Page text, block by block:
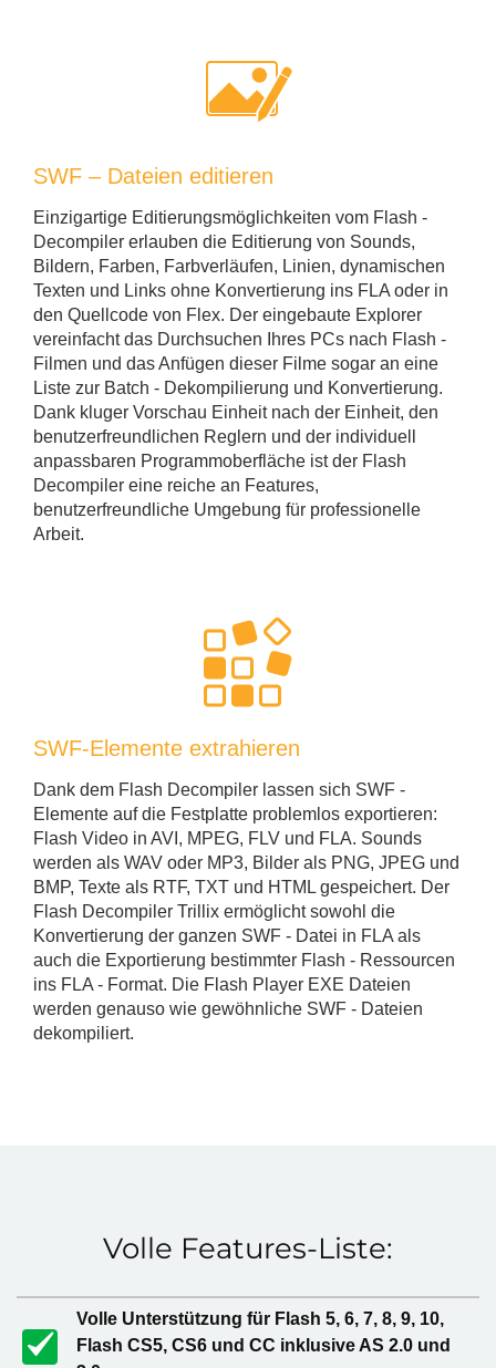
SWF – Dateien editieren
Einzigartige Editierungsmöglichkeiten vom Flash -
Decompiler erlauben die Editierung von Sounds,
Bildern, Farben, Farbverläufen, Linien, dynamischen
Texten und Links ohne Konvertierung ins FLA oder in
den Quellcode von Flex. Der eingebaute Explorer
vereinfacht das Durchsuchen Ihres PCs nach Flash -
Filmen und das Anfügen dieser Filme sogar an eine
Liste zur Batch - Dekompilierung und Konvertierung.
Dank kluger Vorschau Einheit nach der Einheit, den
benutzerfreundlichen Reglern und der individuell
anpassbaren Programmoberfläche ist der Flash
Decompiler eine reiche an Features,
benutzerfreundliche Umgebung für professionelle
Arbeit.
SWF-Elemente extrahieren
Dank dem Flash Decompiler lassen sich SWF -
Elemente auf die Festplatte problemlos exportieren:
Flash Video in AVI, MPEG, FLV und FLA. Sounds
werden als WAV oder MP3, Bilder als PNG, JPEG und
BMP, Texte als RTF, TXT und HTML gespeichert. Der
Flash Decompiler Trillix ermöglicht sowohl die
Konvertierung der ganzen SWF - Datei in FLA als
auch die Exportierung bestimmter Flash - Ressourcen
ins FLA - Format. Die Flash Player EXE Dateien
werden genauso wie gewöhnliche SWF - Dateien
dekompiliert.
Volle Features-Liste:
Volle Unterstützung für Flash 5, 6, 7, 8, 9, 10,
Flash CS5, CS6 und CC inklusive AS 2.0 und